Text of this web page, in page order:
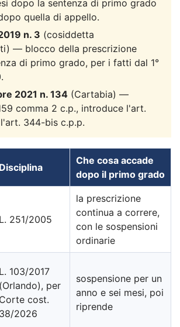
dopo la sentenza di primo grado
quella di appello.
n. 3 (cosiddetta
— blocco della prescrizione
di primo grado, per i fatti dal 1°
2021 n. 134 (Cartabia) —
comma 2 c.p., introduce l'art.
344-bis c.p.p.
Disciplina
Che cosa accade
dopo il primo grado
L. 251/2005
la prescrizione
continua a correre,
con le sospensioni
ordinarie
L. 103/2017
(Orlando), per
Corte cost.
38/2026
sospensione per un
anno e sei mesi, poi
riprende